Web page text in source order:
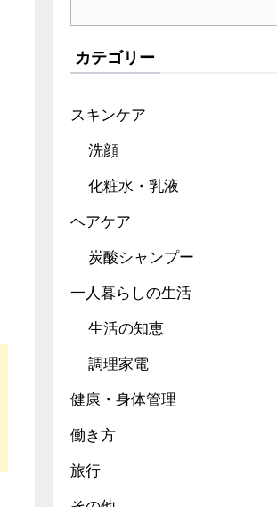
カテゴリー
スキンケア
洗顔
化粧水・乳液
ヘアケア
炭酸シャンプー
一人暮らしの生活
生活の知恵
調理家電
健康・身体管理
働き方
旅行